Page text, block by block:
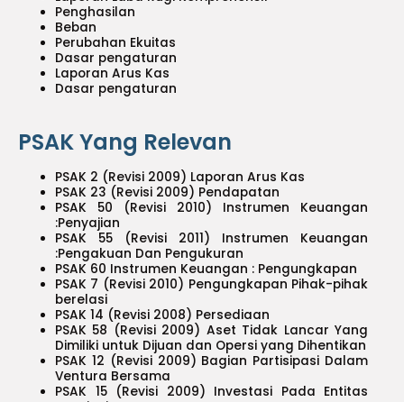
Penghasilan
Beban
Perubahan Ekuitas
Dasar pengaturan
Laporan Arus Kas
Dasar pengaturan
PSAK Yang Relevan
PSAK 2 (Revisi 2009) Laporan Arus Kas
PSAK 23 (Revisi 2009) Pendapatan
PSAK 50 (Revisi 2010) Instrumen Keuangan
:Penyajian
PSAK 55 (Revisi 2011) Instrumen Keuangan
:Pengakuan Dan Pengukuran
PSAK 60 Instrumen Keuangan : Pengungkapan
PSAK 7 (Revisi 2010) Pengungkapan Pihak-pihak
berelasi
PSAK 14 (Revisi 2008) Persediaan
PSAK 58 (Revisi 2009) Aset Tidak Lancar Yang
Dimiliki untuk Dijuan dan Opersi yang Dihentikan
PSAK 12 (Revisi 2009) Bagian Partisipasi Dalam
Ventura Bersama
PSAK 15 (Revisi 2009) Investasi Pada Entitas